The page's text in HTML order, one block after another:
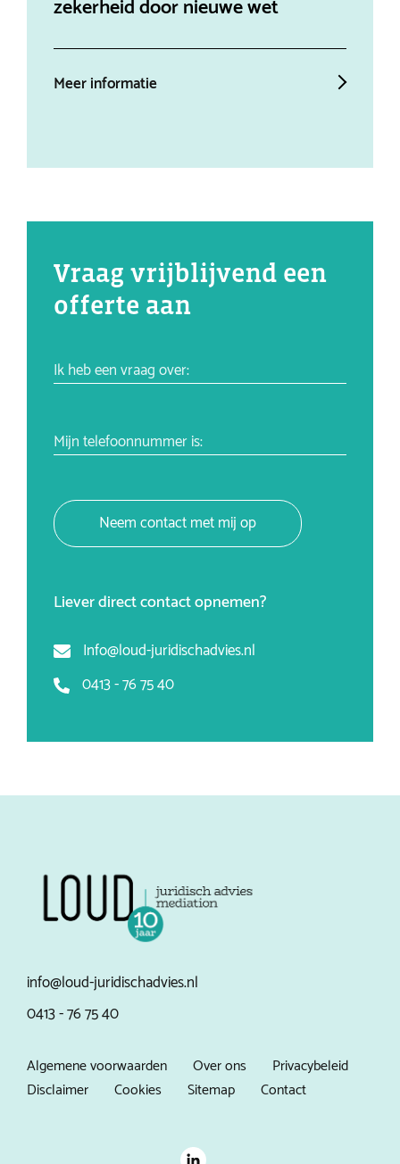
zekerheid door nieuwe wet
Meer informatie
Vraag vrijblijvend een
offerte aan
Ik heb een vraag over:
Mijn telefoonnummer is:
Neem contact met mij op
Liever direct contact opnemen?
Info@loud-juridischadvies.nl
0413 - 76 75 40
info@loud-juridischadvies.nl
0413 - 76 75 40
Algemene voorwaarden Over ons
Privacybeleid
Disclaimer
Cookies Sitemap Contact